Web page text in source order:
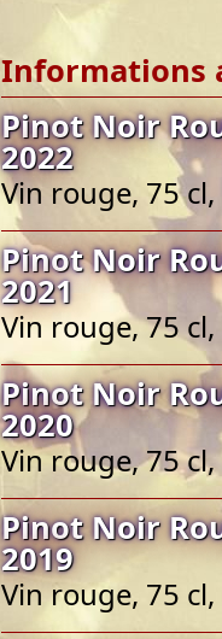
Informations
Pinot Noir
2022
Vin rouge, 75 cl,
Pinot Noir
2021
Vin rouge, 75 cl,
Pinot Noir
2020
Vin rouge, 75 cl,
Pinot Noir
2019
Vin rouge, 75 cl,